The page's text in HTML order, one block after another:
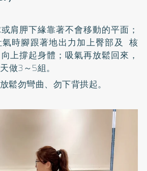
肩胛下緣靠著不會移動的平面；
時腳跟著地出力加上臀部及 核
上撐起身體；吸氣再放鬆回來，
做3～5組。
鬆勿彎曲、勿下背拱起。